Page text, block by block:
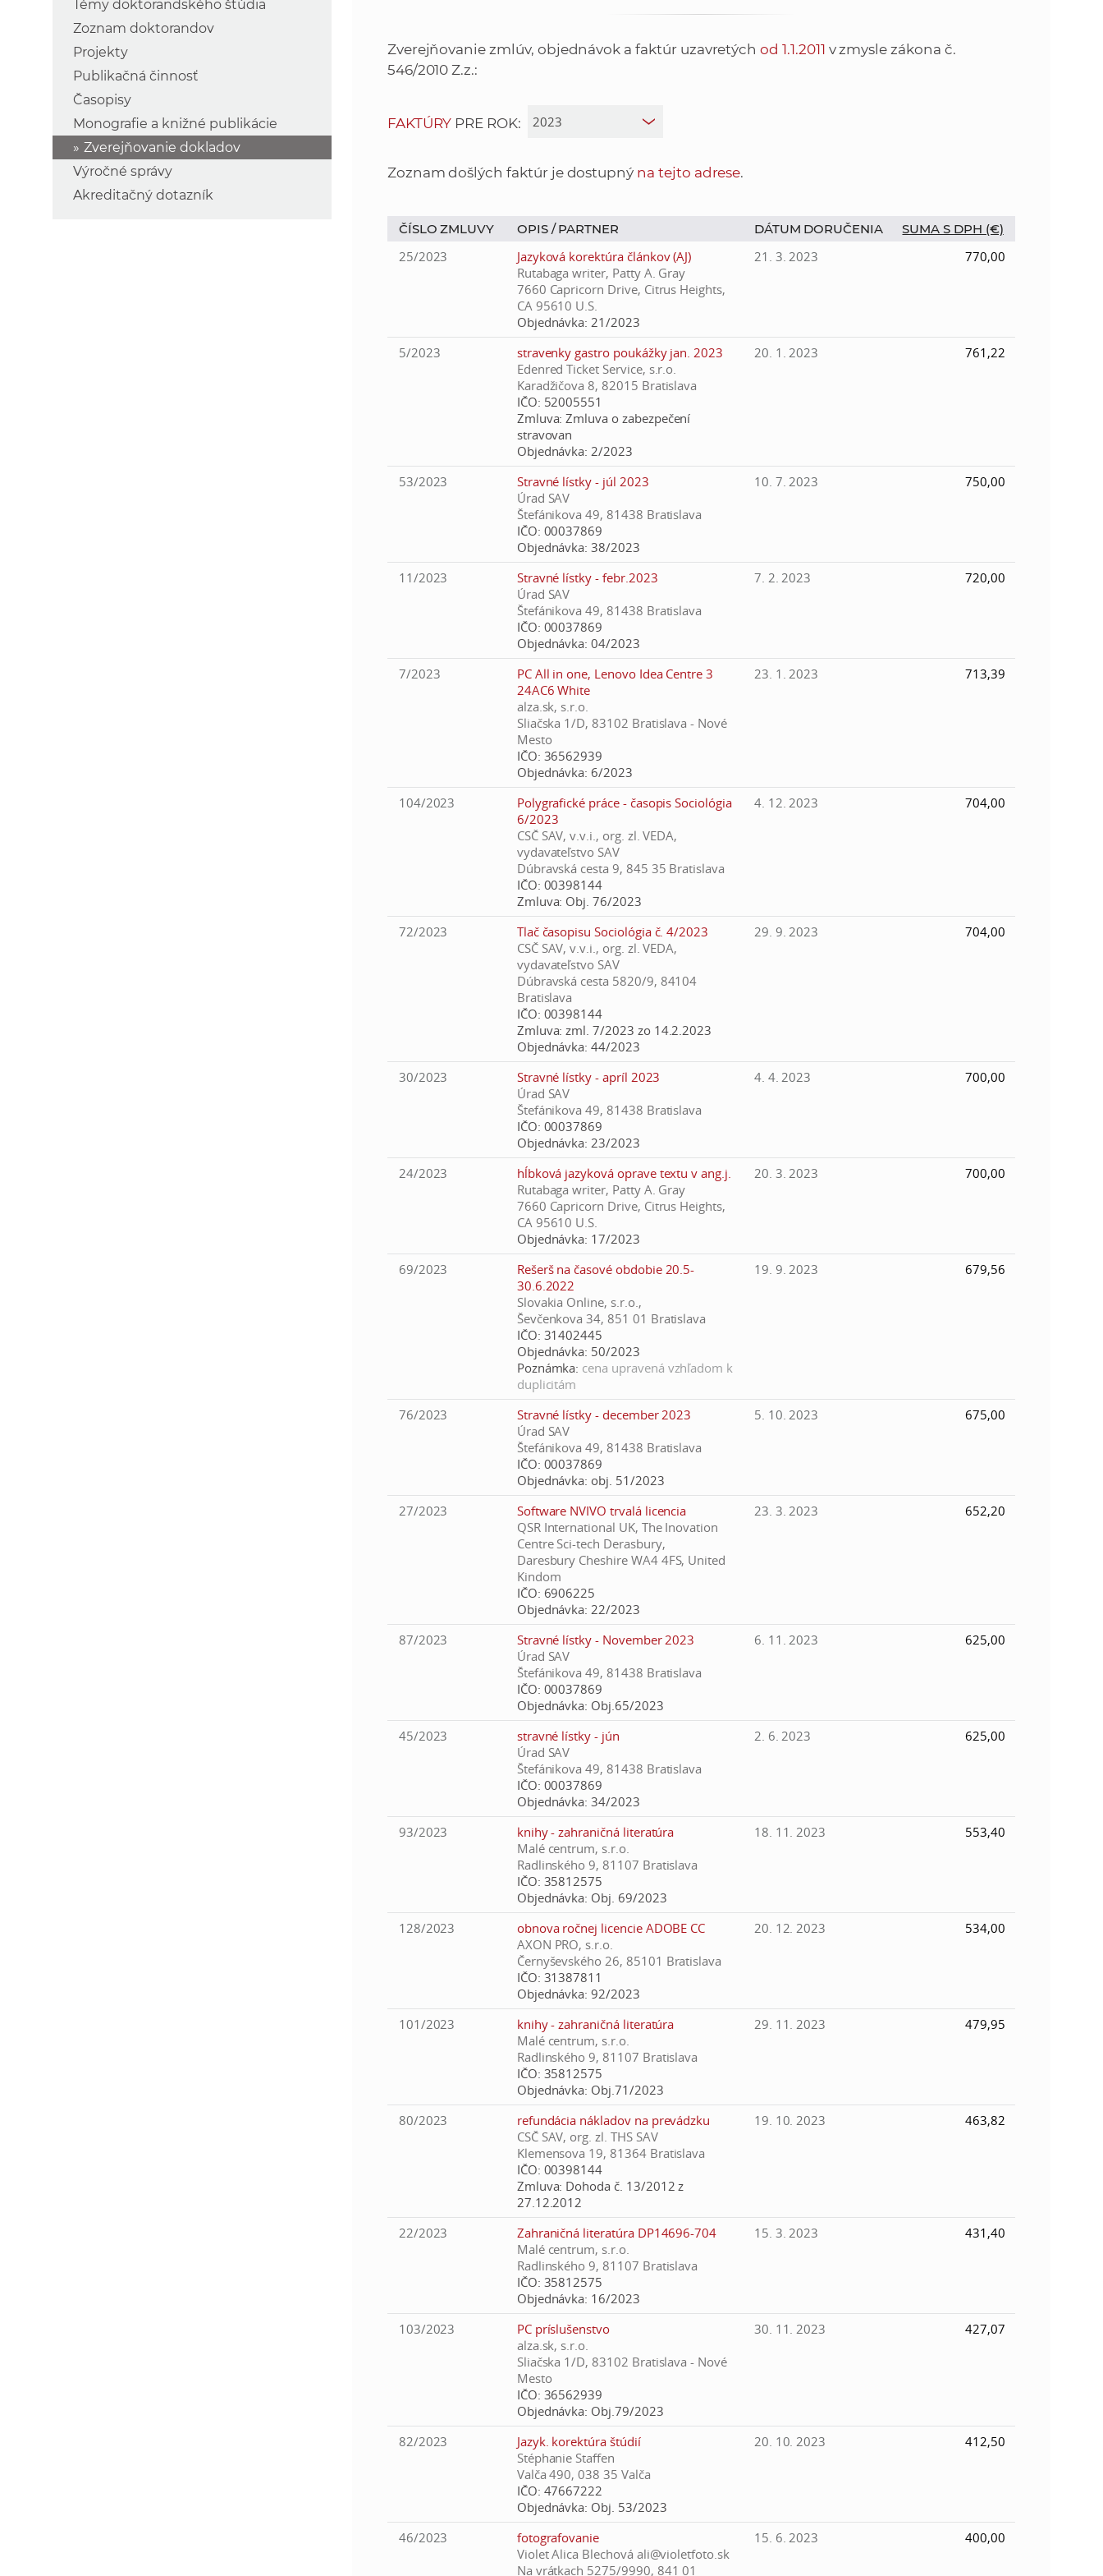
s
á
a
h
Témy doktorandského štúdia
Zoznam doktorandov
Projekty
Publikačná činnosť
Časopisy
Monografie a knižné publikácie
Zverejňovanie dokladov
Výročné správy
Akreditačný dotazník
Zverejňovanie zmlúv, objednávok a faktúr uzavretýchod 1.1.2011 v zmysle zákona č.
546/2010 Z.z.:
FAKTÚRY PRE ROK:
Zoznam došlých faktúr je dostupný na tejto adrese.
ČÍSLO ZMLUVY OPIS /PARTNER DÁTUM DORUČENIA SUMA S DPH (€)
25/2023
Jazyková korektúra článkov (AJ)
Rutabaga writer, Patty A. Gray
7660 Capricorn Drive, Citrus Heights,
CA 95610 U.S.
Objednávka: 21/2023
21. 3. 2023 770,00
5/2023
stravenky gastro poukážky jan. 2023
Edenred Ticket Service, s.r.o.
Karadžičova 8, 82015 Bratislava
IČO: 52005551
Zmluva: Zmluva o zabezpečení
stravovan
Objednávka: 2/2023
20. 1. 2023 761,22
53/2023
Stravné lístky - júl 2023
Úrad SAV
Štefánikova 49, 81438 Bratislava
IČO: 00037869
Objednávka: 38/2023
10. 7. 2023 750,00
11/2023
Stravné lístky - febr.2023
Úrad SAV
Štefánikova 49, 81438 Bratislava
IČO: 00037869
Objednávka: 04/2023
7. 2. 2023 720,00
7/2023
PC All in one, Lenovo Idea Centre 3
24AC6 White
alza.sk, s.r.o.
Sliačska 1/D, 83102 Bratislava - Nové
Mesto
IČO: 36562939
Objednávka: 6/2023
23. 1. 2023 713,39
104/2023
Polygrafické práce - časopis Sociológia
6/2023
CSČ SAV, v.v.i., org. zl. VEDA,
vydavateľstvo SAV
Dúbravská cesta 9, 845 35 Bratislava
IČO: 00398144
Zmluva: Obj. 76/2023
4. 12. 2023 704,00
72/2023
Tlač časopisu Sociológia č. 4/2023
CSČ SAV, v.v.i., org. zl. VEDA,
vydavateľstvo SAV
Dúbravská cesta 5820/9, 84104
Bratislava
IČO: 00398144
Zmluva: zml. 7/2023 zo 14.2.2023
Objednávka: 44/2023
29. 9. 2023 704,00
30/2023
Stravné lístky - apríl 2023
Úrad SAV
Štefánikova 49, 81438 Bratislava
IČO: 00037869
Objednávka: 23/2023
4. 4. 2023 700,00
24/2023
hĺbková jazyková oprave textu v ang.j.
Rutabaga writer, Patty A. Gray
7660 Capricorn Drive, Citrus Heights,
CA 95610 U.S.
Objednávka: 17/2023
20. 3. 2023 700,00
69/2023
Rešerš na časové obdobie 20.5-
30.6.2022
Slovakia Online, s.r.o.,
Ševčenkova 34, 851 01 Bratislava
IČO: 31402445
Objednávka: 50/2023
Poznámka: cena upravená vzhľadom k
duplicitám
19. 9. 2023 679,56
76/2023
Stravné lístky - december 2023
Úrad SAV
Štefánikova 49, 81438 Bratislava
IČO: 00037869
Objednávka: obj. 51/2023
5. 10. 2023 675,00
27/2023
Software NVIVO trvalá licencia
QSR International UK, The Inovation
Centre Sci-tech Derasbury,
Daresbury Cheshire WA4 4FS, United
Kindom
IČO: 6906225
Objednávka: 22/2023
23. 3. 2023 652,20
87/2023
Stravné lístky - November 2023
Úrad SAV
Štefánikova 49, 81438 Bratislava
IČO: 00037869
Objednávka: Obj.65/2023
6. 11. 2023 625,00
45/2023
stravné lístky - jún
Úrad SAV
Štefánikova 49, 81438 Bratislava
IČO: 00037869
Objednávka: 34/2023
2. 6. 2023 625,00
93/2023
knihy - zahraničná literatúra
Malé centrum, s.r.o.
Radlinského 9, 81107 Bratislava
IČO: 35812575
Objednávka: Obj. 69/2023
18. 11. 2023 553,40
128/2023
obnova ročnej licencie ADOBE CC
AXON PRO, s.r.o.
Černyševského 26, 85101 Bratislava
IČO: 31387811
Objednávka: 92/2023
20. 12. 2023 534,00
101/2023
knihy - zahraničná literatúra
Malé centrum, s.r.o.
Radlinského 9, 81107 Bratislava
IČO: 35812575
Objednávka: Obj.71/2023
29. 11. 2023 479,95
80/2023
refundácia nákladov na prevádzku
CSČ SAV, org. zl. THS SAV
Klemensova 19, 81364 Bratislava
IČO: 00398144
Zmluva: Dohoda č. 13/2012 z
27.12.2012
19. 10. 2023 463,82
22/2023
Zahraničná literatúra DP14696-704
Malé centrum, s.r.o.
Radlinského 9, 81107 Bratislava
IČO: 35812575
Objednávka: 16/2023
15. 3. 2023 431,40
103/2023
PC príslušenstvo
alza.sk, s.r.o.
Sliačska 1/D, 83102 Bratislava - Nové
Mesto
IČO: 36562939
Objednávka: Obj.79/2023
30. 11. 2023 427,07
82/2023
Jazyk. korektúra štúdií
Stéphanie Staffen
Valča 490, 038 35 Valča
IČO: 47667222
Objednávka: Obj. 53/2023
20. 10. 2023 412,50
46/2023
fotografovanie
Violet Alica Blechová ali@violetfoto.sk
Na vrátkach 5275/9990, 841 01
15. 6. 2023 400,00